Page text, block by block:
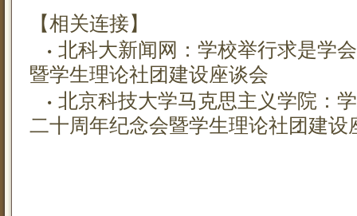
【相关连接】
· 北科大新闻网：学校举行求是学
暨学生理论社团建设座谈会
· 北京科技大学马克思主义学院：
二十周年纪念会暨学生理论社团建设